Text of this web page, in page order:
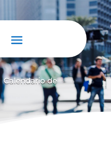
Calendario de